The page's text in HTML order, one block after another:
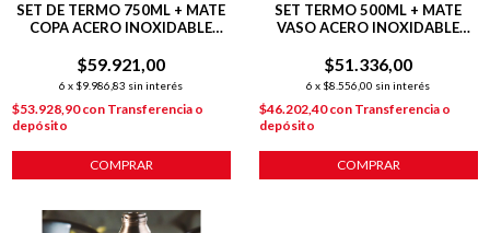
SET DE TERMO 750ML + MATE
COPA ACERO INOXIDABLE
$59.921,00
6 x $9.986,83 sin interés
$53.928,90con Transferencia o
depósito
SET TERMO 500ML + MATE
VASO ACERO INOXIDABLE
$51.336,00
6 x $8.556,00 sin interés
$46.202,40con Transferencia o
depósito